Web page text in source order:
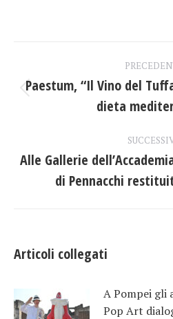
tra
post
Paestum, “Il Vino del
dieta
Alle Gallerie
di Pennacchi
Articoli collegati
A Pompei gli
Pop Art